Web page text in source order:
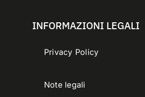
INFORMAZIONI LEGALI
Privacy Policy
Note legali